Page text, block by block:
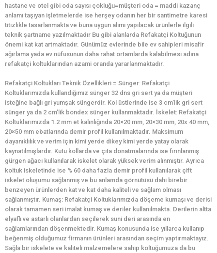
hastane ve otel gibi oda sayısı çokluğu=müşteri oda = maddi kazanç
anlamı taşıyan işletmelerde ise herşey odanın her bir santimetre karesi
titizlikle tasarlanmakta ve buna uygun alımı yapılacak ürünlerle ilgili
teknik şartname yazılmaktadır Bu gibi alanlarda Refakatçi Koltuğunun
önemi kat kat artmaktadır. Günümüz evlerinde bile ev sahipleri misafir
ağırlama yada ev nüfusunun daha rahat ortamlarda kalabilmesi adına
refakatçi koltuklarından azami oranda yararlanmaktadır.
Refakatçi Koltukları Teknik Özellikleri = Sünger: Refakatçi
Koltuklarımızda kullandığımız sünger 32 dns gri sert ya da müşteri
isteğine bağlı gri yumşak süngerdir. Kol üstlerinde ise 3 cm’lik gri sert
sünger ya da 2 cm’lik bondex sünger kullanmaktadır. İskelet: Refakatçi
Koltuklarımızda 1.2 mm et kalınlığında 20×20 mm, 20×30 mm, 20x 40 mm,
20×50 mm ebatlarında demir profil kullanılmaktadır. Maksimum
dayanıklılık ve verim için kimi yerde dikey kimi yerde yatay olarak
kaynatılmışlardır. Kutu kollarda ve çıta donatmalarında ise fırınlanmış
gürgen ağacı kullanılarak iskelet olarak yüksek verim alınmıştır. Ayrıca
koltuk iskeletinde ise % 60 daha fazla demir profil kullanılarak çift
iskelet oluşumu sağlanmış ve bu anlamda görnütüsü dahi birebir
benzeyen ürünlerden kat ve kat daha kaliteli ve sağlam olması
sağlanmıştır. Kumaş: Refakatçi Koltuklarımızda döşeme kumaşı ve derisi
olarak tamamen seri imalat kumaş ve deriler kullanılmakta. Derilerin altta
elyaflı ve astarlı olanlardan seçilerek suni deri arasında en
sağlamlarından döşenmektedir. Kumaş konusunda ise yıllarca kullanıp
beğenmiş olduğumuz firmanın ürünleri arasından seçim yaptırmaktayız.
Sağla bir iskelete ve kaliteli malzemelere sahip koltuğumuza da bu